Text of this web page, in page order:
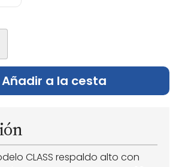
Añadir a la cesta
CLASS respaldo alto con